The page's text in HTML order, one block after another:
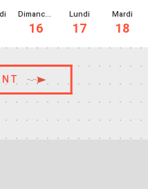
Dimanche
16
Lundi
17
Mardi
18